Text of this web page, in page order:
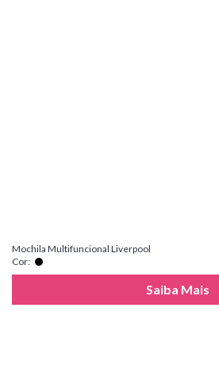
Mochila Multifuncional Liverpool
Cor:
Saiba Mais